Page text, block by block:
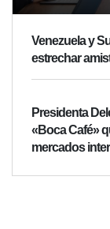
Venezuela y
estrechar
Presidenta
«Boca Café»
mercados